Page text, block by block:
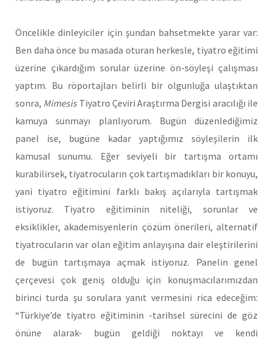
Öncelikle dinleyiciler için şundan bahsetmekte yarar var:
Ben daha önce bu masada oturan herkesle, tiyatro eğitimi
üzerine çıkardığım sorular üzerine ön-söyleşi çalışması
yaptım. Bu röportajları belirli bir olgunluğa ulaştıktan
sonra, Mimesis Tiyatro Çeviri Araştırma Dergisi aracılığı ile
kamuya sunmayı planlıyorum. Bugün düzenlediğimiz
panel ise, bugüne kadar yaptığımız söyleşilerin ilk
kamusal sunumu. Eğer seviyeli bir tartışma ortamı
kurabilirsek, tiyatrocuların çok tartışmadıkları bir konuyu,
yani tiyatro eğitimini farklı bakış açılarıyla tartışmak
istiyoruz. Tiyatro eğitiminin niteliği, sorunlar ve
eksiklikler, akademisyenlerin çözüm önerileri, alternatif
tiyatrocuların var olan eğitim anlayışına dair eleştirilerini
de bugün tartışmaya açmak istiyoruz. Panelin genel
çerçevesi çok geniş olduğu için konuşmacılarımızdan
birinci turda şu sorulara yanıt vermesini rica edeceğim:
“Türkiye’de tiyatro eğitiminin -tarihsel sürecini de göz
önüne alarak- bugün geldiği noktayı ve kendi